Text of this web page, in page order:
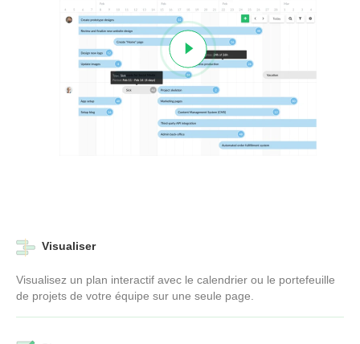
Visualiser
Visualisez un plan interactif avec le calendrier ou le portefeuille
de projets de votre équipe sur une seule page.